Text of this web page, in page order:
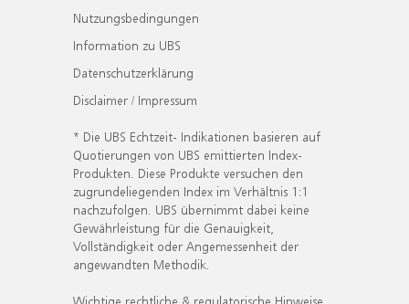
Nutzungsbedingungen
Information zu UBS
Datenschutzerklärung
Disclaimer / Impressum
* Die UBS Echtzeit- Indikationen basieren auf
Quotierungen von UBS emittierten Index-
Produkten. Diese Produkte versuchen den
zugrundeliegenden Index im Verhältnis 1:1
nachzufolgen. UBS übernimmt dabei keine
Gewährleistung für die Genauigkeit,
Vollständigkeit oder Angemessenheit der
angewandten Methodik.